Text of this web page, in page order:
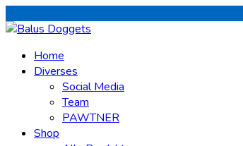
Home
Diverses
Social Media
Team
PAWTNER
Shop